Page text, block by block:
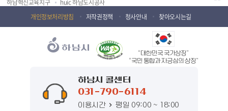
하남종합운동장 국민체육센터 하남문화재단 하남역사박물관
하남시 가족센터
하남시육아종합지원센터 하남시정신건강복지센터
하남시환경교육센터
하남시 장애인 무료법률 상담센터 경기도의회 하남상담소
개인정보처리방침 저작권정책 청사안내 찾아오시는길
하남시 콜센터
031-790-6114
이용시간 평일 09:00 ~ 18:00
“대한민국 국가상징”
“국민 통합과 자긍심의 상징”